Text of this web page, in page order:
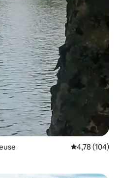
Évaluation
4,78 (104)